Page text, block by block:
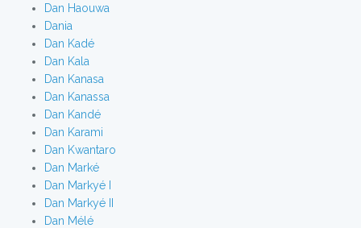
Dan Haouwa
Dania
Dan Kadé
Dan Kala
Dan Kanasa
Dan Kanassa
Dan Kandé
Dan Karami
Dan Kwantaro
Dan Marké
Dan Markyé I
Dan Markyé II
Dan Mélé